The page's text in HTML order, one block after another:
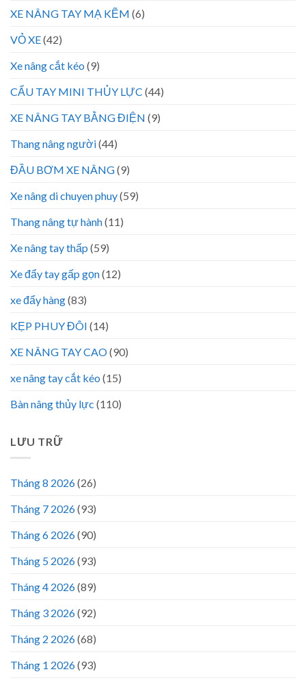
XE NÂNG TAY MẠ KẼM (6)
VỎ XE(42)
Xe nâng cắt kéo (9)
CẨU TAY MINI THỦY LỰC (44)
XE NÂNG TAY BẰNG ĐIỆN (9)
Thang nâng người(44)
ĐẦU BƠM XE NÂNG(9)
Xe nâng di chuyen phuy(59)
Thang nâng tự hành(11)
Xe nâng tay thấp (59)
Xe đẩy tay gấp gọn(12)
xe đẩy hàng(83)
KẸP PHUY ĐÔI (14)
XE NÂNG TAY CAO(90)
xe nâng tay cắt kéo (15)
Bàn nâng thủy lực (110)
LƯU TRỮ
Tháng 8 2026(26)
Tháng 7 2026(93)
Tháng 6 2026(90)
Tháng 5 2026(93)
Tháng 4 2026(89)
Tháng 3 2026(92)
Tháng 2 2026(68)
Tháng 1 2026(93)